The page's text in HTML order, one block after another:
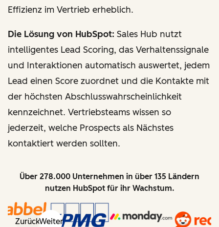
Effizienz im Vertrieb erheblich.
Die Lösung von HubSpot: Sales Hub nutzt
intelligentes Lead Scoring, das Verhaltenssignale
und Interaktionen automatisch auswertet, jedem
Lead einen Score zuordnet und die Kontakte mit
der höchsten Abschlusswahrscheinlichkeit
kennzeichnet. Vertriebsteams wissen so
jederzeit, welche Prospects als Nächstes
kontaktiert werden sollten.
Über 278.000 Unternehmen in über 135 Ländern
nutzen HubSpot für ihr Wachstum.
ZurückWeiter